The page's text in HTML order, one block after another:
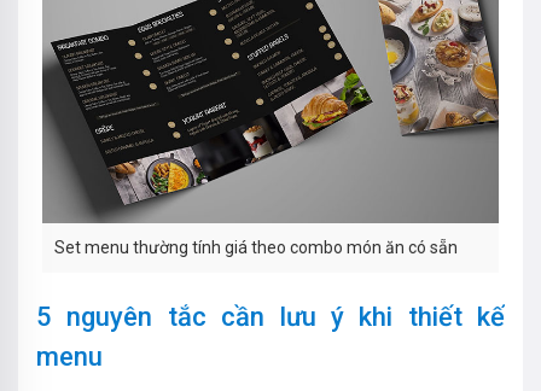
Set menu thường tính giá theo combo món ăn có sẵn
5 nguyên tắc cần lưu ý khi thiết kế
menu